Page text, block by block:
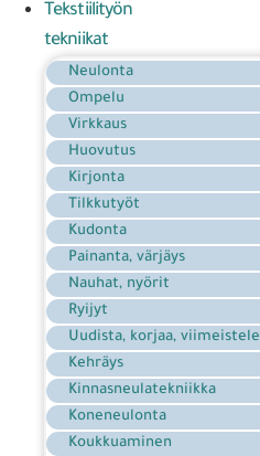
Tekstiilityön
tekniikat
Neulonta
Ompelu
Virkkaus
Huovutus
Kirjonta
Tilkkutyöt
Kudonta
Painanta, värjäys
Nauhat, nyörit
Ryijyt
Uudista, korjaa, viimeistele
Kehräys
Kinnasneulatekniikka
Koneneulonta
Koukkuaminen